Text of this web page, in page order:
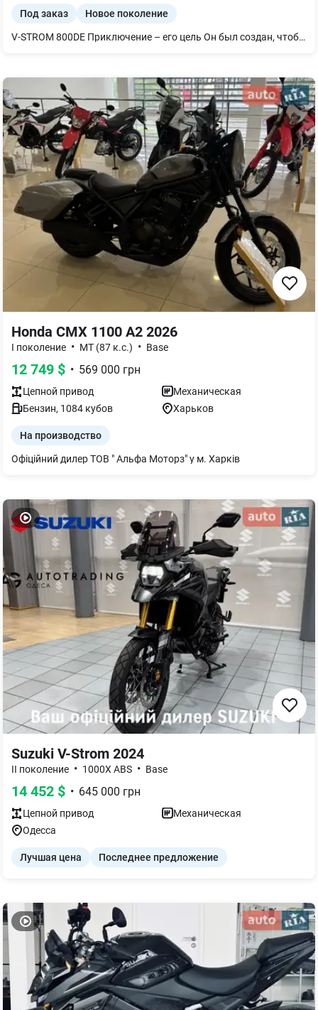
Под заказ Новое поколение
V-STROM 800DE Приключение – его цель Он был создан, чтобы привнести чувство приключений и удовольствие от езды в ваш ежедневный путь, в каждую поездку. Независимо от того, выполняете ли вы поручение в городе, отправляетесь насладиться увлекательной поездкой по извилистым горным дорогам, или отправляетесь в долгое путешествие, чтобы разбить и исследовать природные виды. Какова бы ни была ваша цель, универсальные возможности V-STROM 800DE разработаны для того, чтобы точно реагировать и обеспечивать приятную езду.
Honda CMX 1100 A2 2026
I поколение • MТ (87 к.с.) • Base
12 749 $ • 569 000 грн
Цепной привод
Механическая
Бензин, 1084 кубов Харьков
На производство
Офіційний дилер ТОВ " Альфа Моторз" у м. Харків
Suzuki V-Strom 2024
II поколение • 1000X ABS • Base
14 452 $ • 645 000 грн
Цепной привод
Механическая
Одесса
Лучшая цена Последнее предложение